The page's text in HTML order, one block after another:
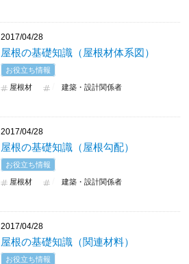
2017/04/28
屋根の基礎知識（屋根材体系図）
お役立ち情報
屋根材 建築・設計関係者
2017/04/28
屋根の基礎知識（屋根勾配）
お役立ち情報
屋根材 建築・設計関係者
2017/04/28
屋根の基礎知識（関連材料）
お役立ち情報